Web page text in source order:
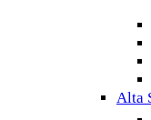
Alta